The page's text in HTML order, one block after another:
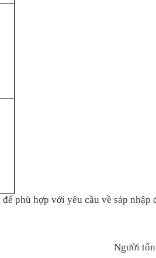
phù hợp với yêu cầu về sáp
Người